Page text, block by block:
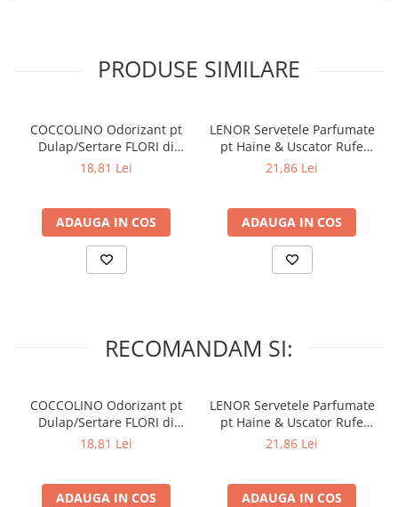
Parfumuri
Stick
Casete cadou
PRODUSE SIMILARE
COCCOLINO Odorizant pt
Dulap/Sertare FLORI di
PRIMAVERA 3 buc
18,81 Lei
ADAUGA IN COS
LENOR Servetele Parfumate
pt Haine & Uscator Rufe
SPRING AWAKENING 34 buc
21,86 Lei
ADAUGA IN COS
RECOMANDAM SI:
COCCOLINO Odorizant pt
Dulap/Sertare FLORI di
PRIMAVERA 3 buc
18,81 Lei
ADAUGA IN COS
LENOR Servetele Parfumate
pt Haine & Uscator Rufe
SPRING AWAKENING 34 buc
21,86 Lei
ADAUGA IN COS